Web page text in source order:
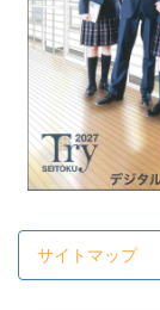
サイトマップ